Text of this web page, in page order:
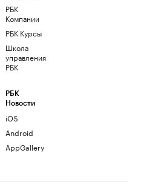
РБК
Компании
РБК Курсы
Школа
управления
РБК
РБК
Новости
iOS
Android
AppGallery